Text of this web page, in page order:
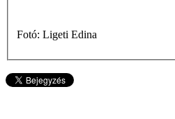
Fotó: Ligeti Edina